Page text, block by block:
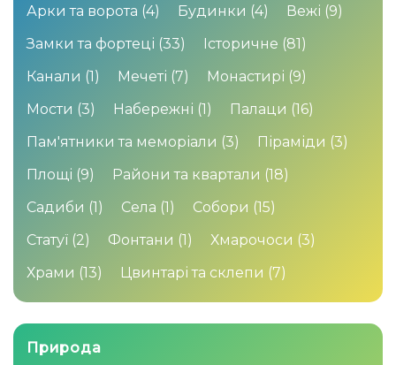
Арки та ворота (4) Будинки (4) Вежі (9)
Замки та фортеці (33) Історичне (81)
Канали (1) Мечеті (7) Монастирі (9)
Мости (3) Набережні (1) Палаци (16)
Пам'ятники та меморіали (3) Піраміди (3)
Площі (9) Райони та квартали (18)
Садиби (1) Села (1) Собори (15)
Статуї (2) Фонтани (1) Хмарочоси (3)
Храми (13) Цвинтарі та склепи (7)
Природа